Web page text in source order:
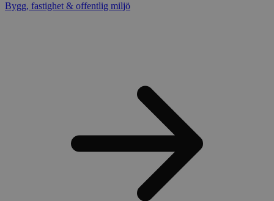
Bygg, fastighet & offentlig miljö